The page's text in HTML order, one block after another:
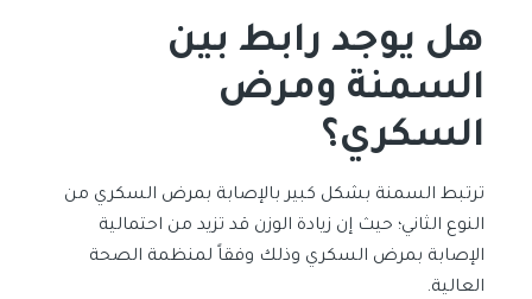
هل يوجد رابط بين
السمنة ومرض
السكري؟
ترتبط السمنة بشكل كبير بالإصابة بمرض السكري من
النوع الثاني؛ حيث إن زيادة الوزن قد تزيد من احتمالية
الإصابة بمرض السكري وذلك وفقاً لمنظمة الصحة
العالية.